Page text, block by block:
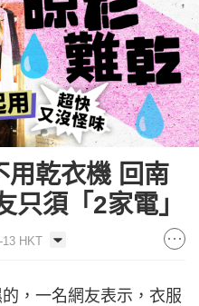
用乾衣機 回南
只須「2家電」
13 HKT
，一名網友表示，衣服